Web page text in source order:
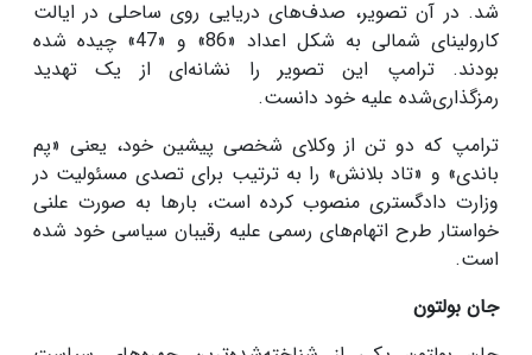
شد. در آن تصویر، صدف‌های دریایی روی ساحلی در ایالت
کارولینای شمالی به شکل اعداد «86» و «47» چیده شده
بودند. ترامپ این تصویر را نشانه‌ای از یک تهدید
رمزگذاری‌شده علیه خود دانست.
ترامپ که دو تن از وکلای شخصی پیشین خود، یعنی «پم
باندی» و «تاد بلانش» را به ترتیب برای تصدی مسئولیت در
وزارت دادگستری منصوب کرده است، بارها به صورت علنی
خواستار طرح اتهام‌های رسمی علیه رقیبان سیاسی خود شده
است.
جان بولتون